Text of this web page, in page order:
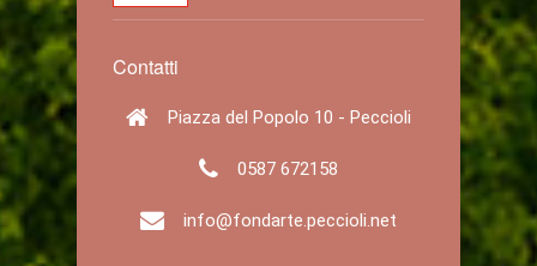
Contatti
Piazza del Popolo 10 - Peccioli
0587 672158
info@fondarte.peccioli.net